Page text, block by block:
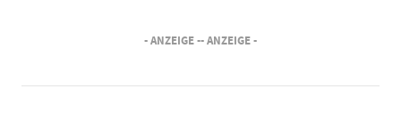
- ANZEIGE -- ANZEIGE -